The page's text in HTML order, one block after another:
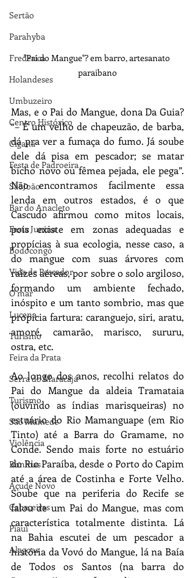
Sertão
Parahyba
Frederica
Holandeses
Umbuzeiro
Centro Histórico
Cigana
Festa de Padroeira
SãoJoão
Bar do Anacleto
Festa Junina
Bodocongó
Vida de Pescador
O mar
Lucena
Turismo
Feira da Prata
Serra do Maracajá
Turismo
São Mamede
Violência
Boninas
Açude Novo
Cabaceiras
Piauí
Alagoas
"Pai do Mangue"? em barro, artesanato
paraibano
Mas, e o Pai do Mangue, dona Da Guia?
“– É um velho de chapeuzão, de barba,
dá pra ver a fumaça do fumo. Já soube
dele dá pisa em pescador; se matar
bicho novo ou fêmea pejada, ele pega”.
Não encontramos facilmente essa
lenda em outros estados, é o que
Cascudo afirmou como mitos locais,
pois existe em zonas adequadas e
propícias à sua ecologia, nesse caso, a
do mangue com suas árvores com
raízes aéreas, por sobre o solo argiloso,
formando um ambiente fechado,
inóspito e um tanto sombrio, mas que
propicia fartura: caranguejo, siri, aratu,
amoré, camarão, marisco, sururu,
ostra, etc.
Ao longo dos anos, recolhi relatos do
Pai do Mangue da aldeia Tramataia
(ouvindo as índias marisqueiras) no
estuário do Rio Mamanguape (em Rio
Tinto) até a Barra do Gramame, no
Conde. Sendo mais forte no estuário
do Rio Paraíba, desde o Porto do Capim
até a área de Costinha e Forte Velho.
Soube que na periferia do Recife se
falou de um Pai do Mangue, mas com
característica totalmente distinta. Lá
na Bahia escutei de um pescador a
história da Vovó do Mangue, lá na Baía
de Todos os Santos (na barra do